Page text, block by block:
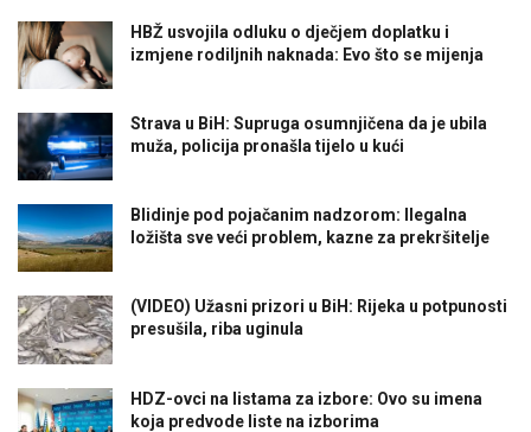
HBŽ usvojila odluku o dječjem doplatku i
izmjene rodiljnih naknada: Evo što se mijenja
Strava u BiH: Supruga osumnjičena da je ubila
muža, policija pronašla tijelo u kući
Blidinje pod pojačanim nadzorom: Ilegalna
ložišta sve veći problem, kazne za prekršitelje
(VIDEO) Užasni prizori u BiH: Rijeka u potpunosti
presušila, riba uginula
HDZ-ovci na listama za izbore: Ovo su imena
koja predvode liste na izborima